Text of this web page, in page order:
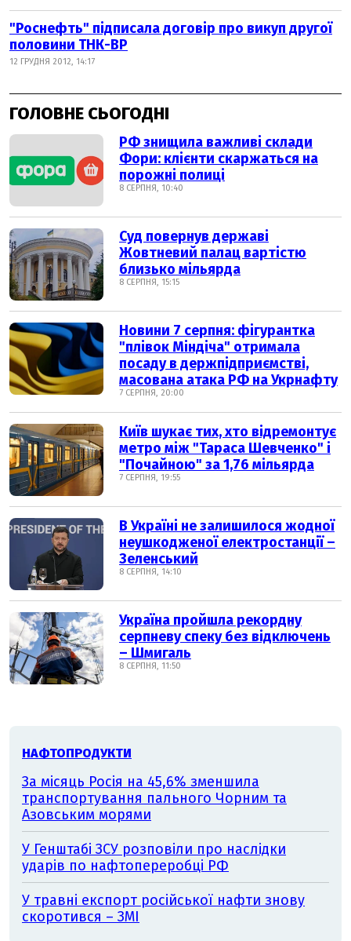
"Роснефть" підписала договір про викуп другої
половини ТНК-ВР
12 ГРУДНЯ 2012, 14:17
ГОЛОВНЕ СЬОГОДНІ
РФ знищила важливі склади
Фори: клієнти скаржаться на
порожні полиці
8 СЕРПНЯ, 10:40
Суд повернув державі
Жовтневий палац вартістю
близько мільярда
8 СЕРПНЯ, 15:15
Новини 7 серпня: фігурантка
"плівок Міндіча" отримала
посаду в держпідприємстві,
масована атака РФ на Укрнафту
7 СЕРПНЯ, 20:00
Київ шукає тих, хто відремонтує
метро між "Тараса Шевченко" і
"Почайною" за 1,76 мільярда
7 СЕРПНЯ, 19:55
В Україні не залишилося жодної
неушкодженої електростанції –
Зеленський
8 СЕРПНЯ, 14:10
Україна пройшла рекордну
серпневу спеку без відключень
– Шмигаль
8 СЕРПНЯ, 11:50
НАФТОПРОДУКТИ
За місяць Росія на 45,6% зменшила
транспортування пального Чорним та
Азовським морями
У Генштабі ЗСУ розповіли про наслідки
ударів по нафтопереробці РФ
У травні експорт російської нафти знову
скоротився – ЗМІ